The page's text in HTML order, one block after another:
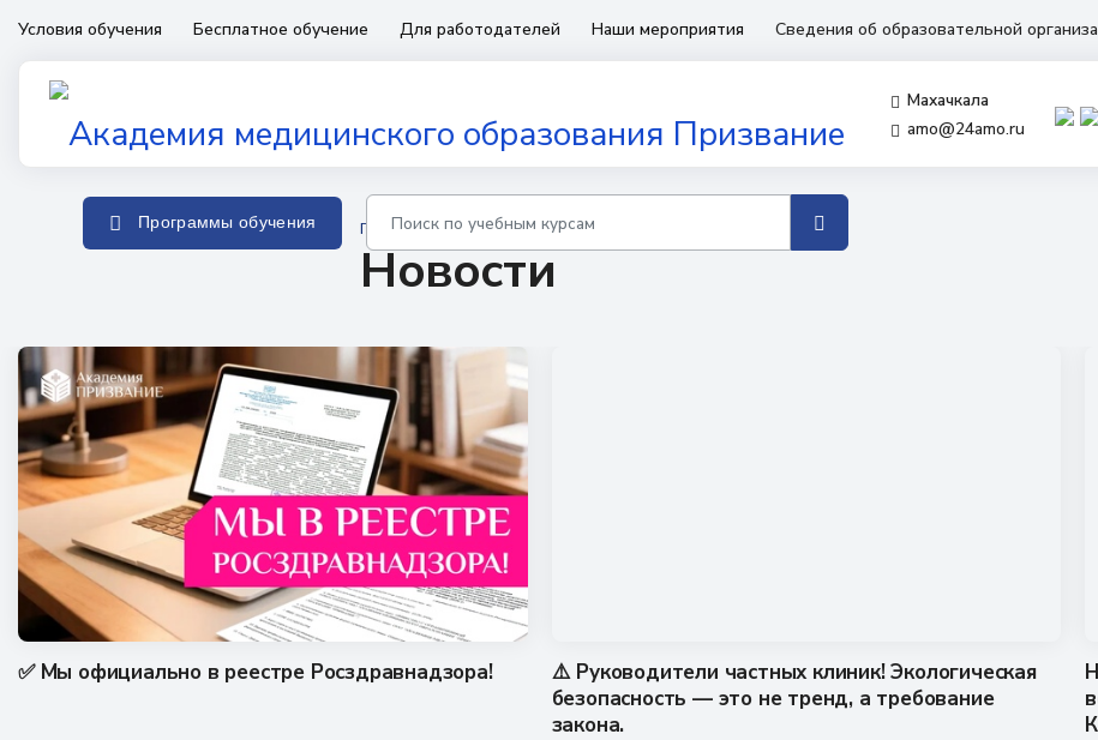
Условия обучения Бесплатное обучение Для работодателей Наши мероприятия Сведения об образовательной
Махачкала
amo@24amo.ru
Программы обучения Главная Новости
Новости
✅ Мы официально в реестре Росздравнадзора!
⚠️ Руководители частных клиник! Экологическая
безопасность — это не тренд, а требование
закона.